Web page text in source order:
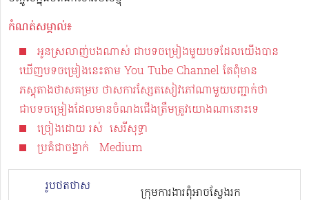
កំណត់សម្គាល់៖
អូនស្រលាញ់បងណាស់ ជាបទចម្រៀងមួយបទដែលយើងបាន
ឃើញបទចម្រៀងនេះតាម You Tube Channel តែពុំមាន
ភស្តុតាងថាសគម្រប ថាសការស្សែតសៀវភៅណាមួយបញ្ជាក់ថា
ជាបទចម្រៀងដែលមានចំណងជើងត្រឹមត្រូវយោងណានោះទេ
ច្រៀងដោយ រស់ សេរីសុទ្ធា
ប្រគំជាចង្វាក់ Medium
រូបថតថាស
ក្រុមការងារពុំអាចស្វែងរក